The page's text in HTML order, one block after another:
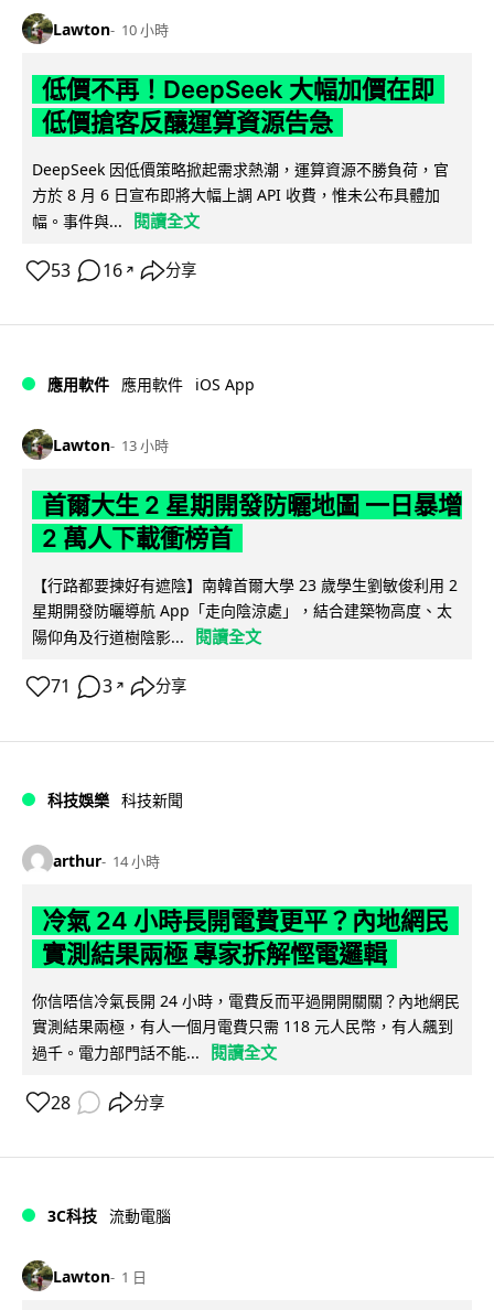
Lawton 10 小時
低價不再！DeepSeek 大幅加價在即
低價搶客反釀運算資源告急
DeepSeek 因低價策略掀起需求熱潮，運算資源不勝負荷，官
方於 8 月 6 日宣布即將大幅上調 API 收費，惟未公布具體加
幅。事件與...
閱讀全文
53 16 ↗ 分享
應用軟件 應用軟件 iOS App
Lawton 13 小時
首爾大生 2 星期開發防曬地圖 一日暴增
2 萬人下載衝榜首
【行路都要揀好有遮陰】南韓首爾大學 23 歲學生劉敏俊利用 2
星期開發防曬導航 App「走向陰涼處」，結合建築物高度、太
陽仰角及行道樹陰影...
閱讀全文
71 3 ↗ 分享
科技娛樂 科技新聞
arthur 14 小時
冷氣 24 小時長開電費更平？內地網民
實測結果兩極 專家拆解慳電邏輯
你信唔信冷氣長開 24 小時，電費反而平過開開關關？內地網民
實測結果兩極，有人一個月電費只需 118 元人民幣，有人飆到
過千。電力部門話不能...
閱讀全文
28 分享
3C科技 流動電腦
Lawton 1 日